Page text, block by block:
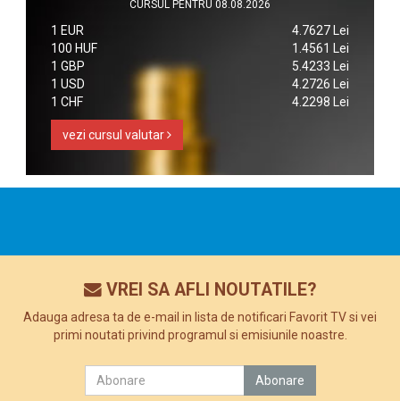
CURSUL PENTRU 08.08.2026
1 EUR
4.7627 Lei
100 HUF
1.4561 Lei
1 GBP
5.4233 Lei
1 USD
4.2726 Lei
1 CHF
4.2298 Lei
vezi cursul valutar
VREI SA AFLI NOUTATILE?
Adauga adresa ta de e-mail in lista de notificari Favorit TV si vei
primi noutati privind programul si emisiunile noastre.